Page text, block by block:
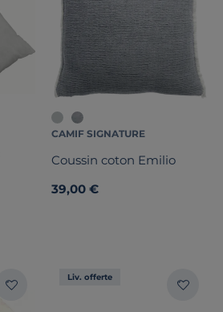
CAMIF SIGNATURE
Coussin coton Emilio
39,00 €
Liv. offerte